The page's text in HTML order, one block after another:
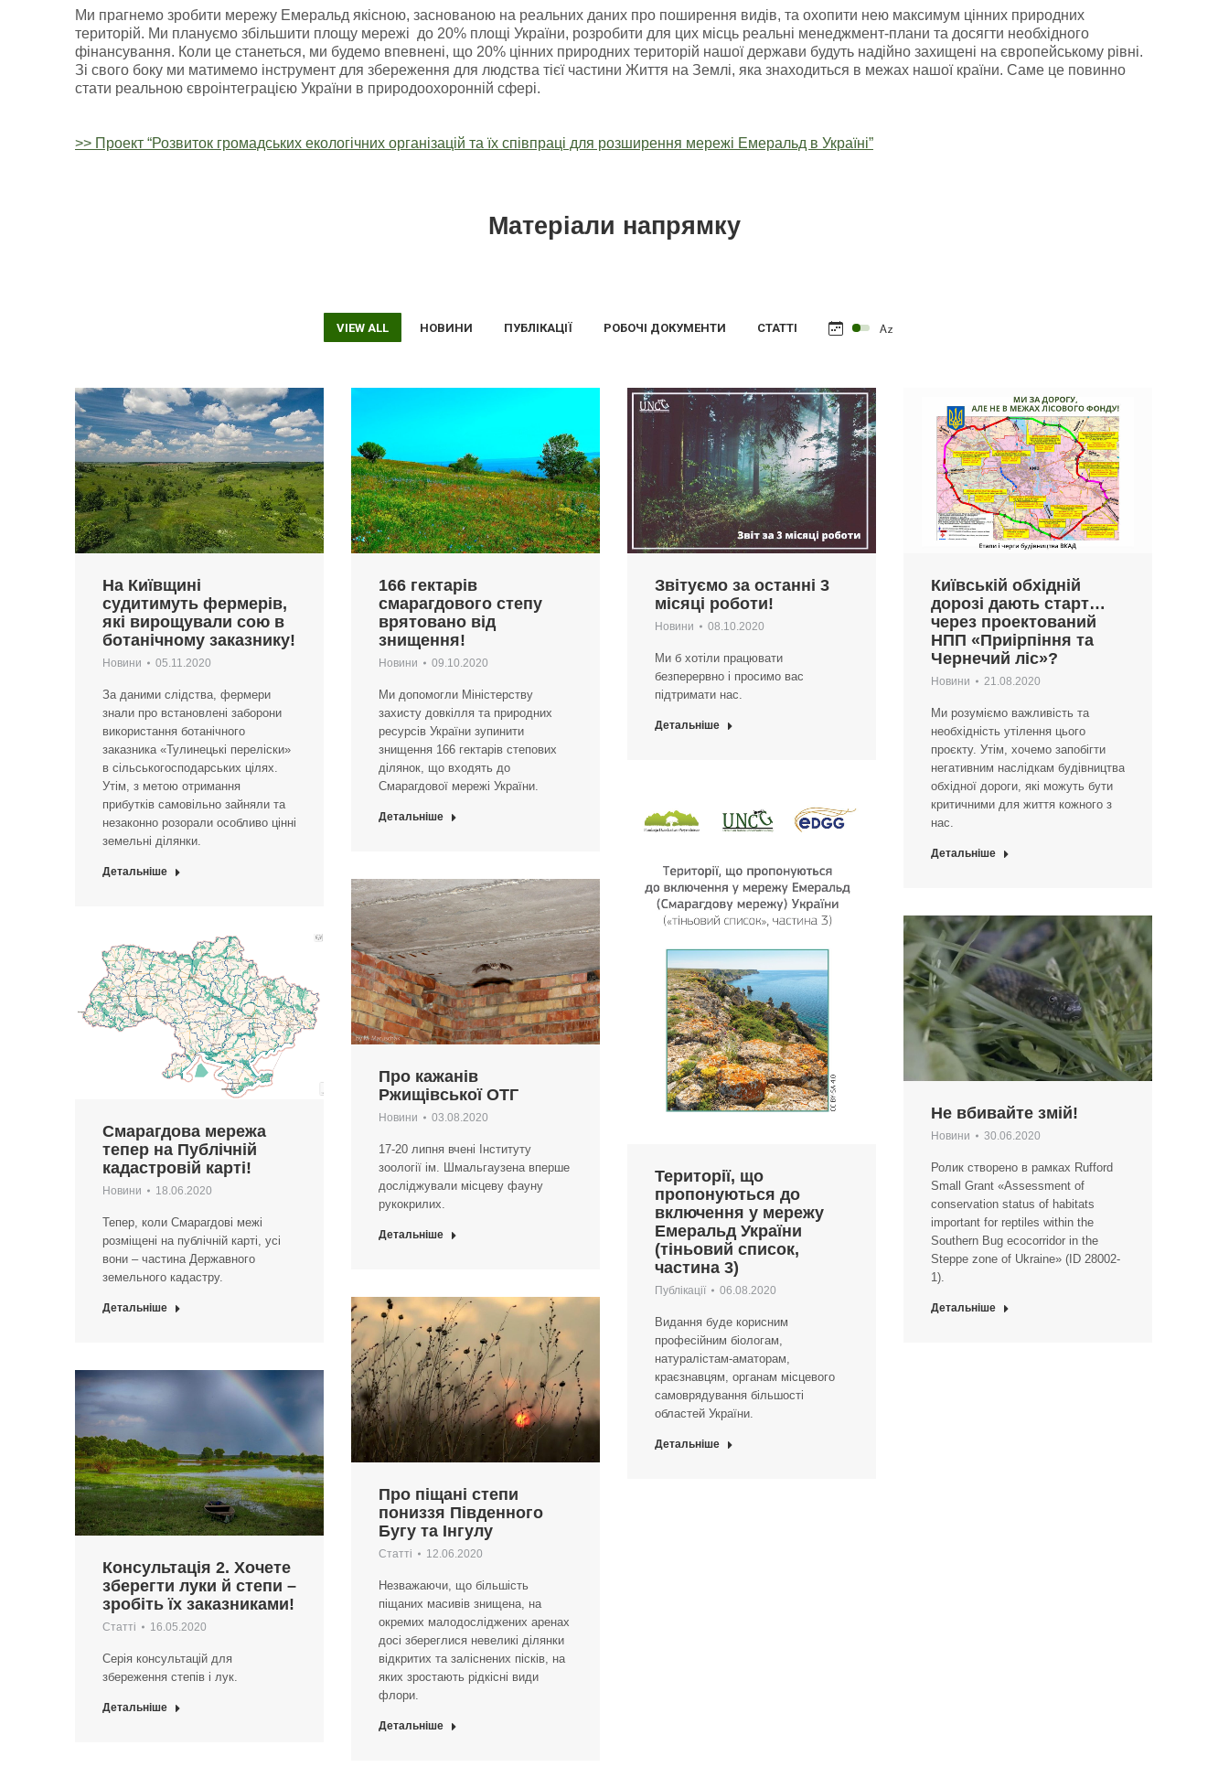
Ми прагнемо зробити мережу Емеральд якісною, заснованою на реальних даних про поширення видів, та охопити нею максимум цінних природних
територій. Ми плануємо збільшити площу мережі до 20% площі України, розробити для цих місць реальні менеджмент-плани та досягти необхідного
фінансування. Коли це станеться, ми будемо впевнені, що 20% цінних природних територій нашої держави будуть надійно захищені на європейському рівні.
Зі свого боку ми матимемо інструмент для збереження для людства тієї частини Життя на Землі, яка знаходиться в межах нашої країни. Саме це повинно
стати реальною євроінтеграцією України в природоохоронній сфері.
>> Проект “Розвиток громадських екологічних організацій та їх співпраці для розширення мережі Емеральд в Україні”
Матеріали напрямку
VIEW ALL НОВИНИ ПУБЛІКАЦІЇ РОБОЧІ ДОКУМЕНТИ СТАТТІ
На Київщині
судитимуть фермерів,
які вирощували сою в
ботанічному заказнику!
Новини 05.11.2020
За даними слідства, фермери
знали про встановлені заборони
використання ботанічного
заказника «Тулинецькі переліски»
в сільськогосподарських цілях.
Утім, з метою отримання
прибутків самовільно зайняли та
незаконно розорали особливо цінні
земельні ділянки.
Детальніше
166 гектарів
смарагдового степу
врятовано від
знищення!
Новини 09.10.2020
Ми допомогли Міністерству
захисту довкілля та природних
ресурсів України зупинити
знищення 166 гектарів степових
ділянок, що входять до
Смарагдової мережі України.
Детальніше
Звітуємо за останні 3
місяці роботи!
Новини 08.10.2020
Ми б хотіли працювати
безперервно і просимо вас
підтримати нас.
Детальніше
Київській обхідній
дорозі дають старт…
через проектований
НПП «Приірпіння та
Чернечий ліс»?
Новини 21.08.2020
Ми розуміємо важливість та
необхідність утілення цього
проєкту. Утім, хочемо запобігти
негативним наслідкам будівництва
обхідної дороги, які можуть бути
критичними для життя кожного з
нас.
Детальніше
Території, що
пропонуються до
включення у мережу
Емеральд України
(тіньовий список,
частина 3)
Публікації 06.08.2020
Видання буде корисним
професійним біологам,
натуралістам-аматорам,
краєзнавцям, органам місцевого
самоврядування більшості
областей України.
Детальніше
Про кажанів
Ржищівської ОТГ
Новини 03.08.2020
17-20 липня вчені Інституту
зоології ім. Шмальгаузена вперше
досліджували місцеву фауну
рукокрилих.
Детальніше
Не вбивайте змій!
Новини 30.06.2020
Ролик створено в рамках Rufford
Small Grant «Assessment of
conservation status of habitats
important for reptiles within the
Southern Bug ecocorridor in the
Steppe zone of Ukraine» (ID 28002-
1).
Детальніше
Смарагдова мережа
тепер на Публічній
кадастровій карті!
Новини 18.06.2020
Тепер, коли Смарагдові межі
розміщені на публічній карті, усі
вони – частина Державного
земельного кадастру.
Детальніше
Про піщані степи
пониззя Південного
Бугу та Інгулу
Статті 12.06.2020
Незважаючи, що більшість
піщаних масивів знищена, на
окремих малодосліджених аренах
досі збереглися невеликі ділянки
відкритих та заліснених пісків, на
яких зростають рідкісні види
флори.
Детальніше
Консультація 2. Хочете
зберегти луки й степи –
зробіть їх заказниками!
Статті 16.05.2020
Серія консультацій для
збереження степів і лук.
Детальніше